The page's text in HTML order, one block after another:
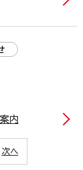
内
次へ→